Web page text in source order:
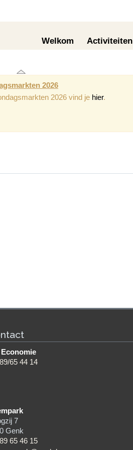
Welkom Activiteiten
2026
2026 vind je hier.
65 44 14
7
Genk
65 46 15